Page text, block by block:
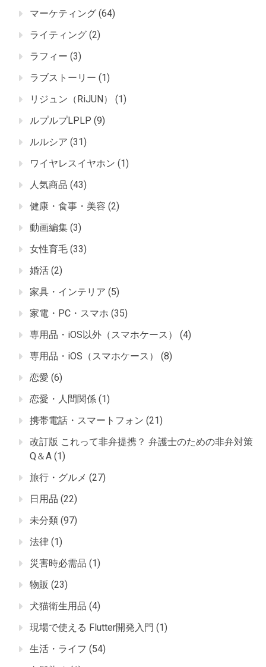
マーケティング (64)
ライティング (2)
ラフィー (3)
ラブストーリー (1)
リジュン（RiJUN）
(1)
ルプルプLPLP (9)
ルルシア (31)
ワイヤレスイヤホン (1)
人気商品 (43)
健康・食事・美容 (2)
動画編集 (3)
女性育毛 (33)
婚活 (2)
家具・インテリア (5)
家電・PC・スマホ (35)
専用品・iOS以外（スマホケース）
(4)
専用品・iOS（スマホケース）
(8)
恋愛 (6)
恋愛・人間関係 (1)
携帯電話・スマートフォン (21)
改訂版 これって非弁提携？ 弁護士のための非弁対策
Q＆A (1)
旅行・グルメ (27)
日用品 (22)
未分類 (97)
法律 (1)
災害時必需品 (1)
物販 (23)
犬猫衛生用品 (4)
現場で使える Flutter開発入門 (1)
生活・ライフ (54)